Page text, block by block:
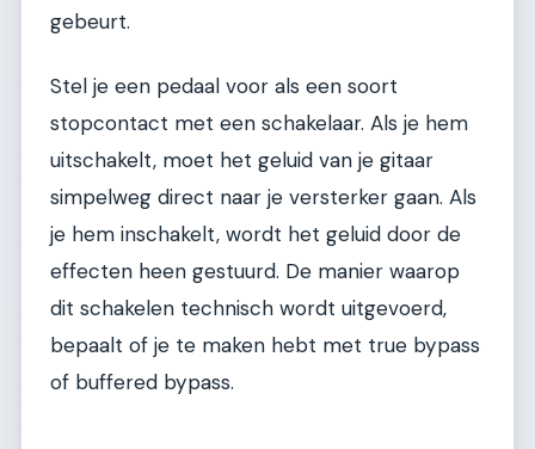
gebeurt.
Stel je een pedaal voor als een soort
stopcontact met een schakelaar. Als je hem
uitschakelt, moet het geluid van je gitaar
simpelweg direct naar je versterker gaan. Als
je hem inschakelt, wordt het geluid door de
effecten heen gestuurd. De manier waarop
dit schakelen technisch wordt uitgevoerd,
bepaalt of je te maken hebt met true bypass
of buffered bypass.